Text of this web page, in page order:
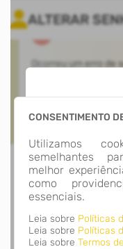
Transparência
CONSENTIMENTO
Utilizamos
semelhantes
melhor
como
essenciais.
Leia sobre Políticas
Leia sobre Políticas
Leia sobre Termos
Acesso
ALTERAR